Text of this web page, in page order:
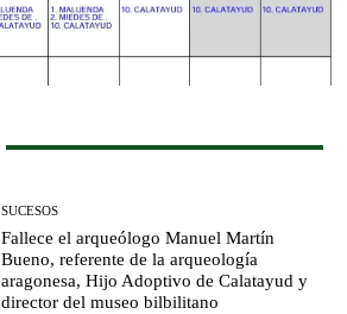
SUCESOS
Fallece el arqueólogo Manuel Martín
Bueno, referente de la arqueología
aragonesa, Hijo Adoptivo de Calatayud y
director del museo bilbilitano